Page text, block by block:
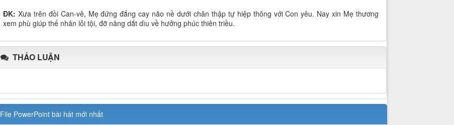
ĐK: Xưa trên đồi Can-vê, Mẹ đứng đắng cay não nề dưới chân thập tự hiệp thông với Con yêu. Nay xin Mẹ thương
xem phù giúp thế nhân lỗi tội, đỡ nâng dắt dìu về hưởng phúc thiên triều.
THẢO LUẬN
File PowerPoint bài hát mới nhất